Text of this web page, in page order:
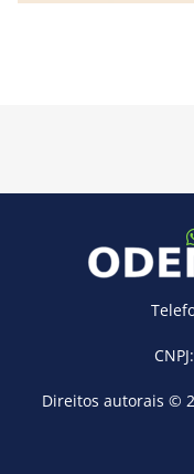
Direitos autorais ©